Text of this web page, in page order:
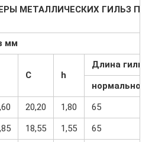
МЕТАЛЛИЧЕСКИХ ГИЛЬЗ ПО
мм
C h
Длина
нормальной
20,20 1,80
65
18,55 1,55
65